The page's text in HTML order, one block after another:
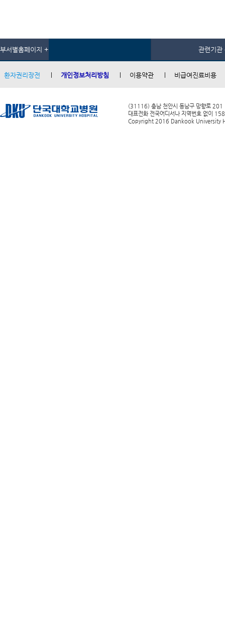
부서별홈페이지 + 관련기관
환자권리장전 개인정보처리방침 이용약관 비급여진료비용
(31116) 충남 천안시 동남구 망향로 201
대표전화 전국어디서나 지역번호 없이
Copyright 2016 Dankook University